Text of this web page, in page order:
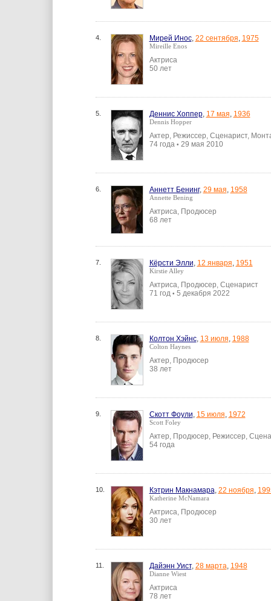
4. Мирей Инос, 22 сентября, 1975
Mireille Enos
Актриса
50 лет
5. Деннис Хоппер, 17 мая, 1936
Dennis Hopper
Актер, Режиссер, Сценарист,
74 года • 29 мая 2010
6. Аннетт Бенинг, 29 мая, 1958
Annette Bening
Актриса, Продюсер
68 лет
7. Кёрсти Элли, 12 января, 1951
Kirstie Alley
Актриса, Продюсер, Сценарист
71 год • 5 декабря 2022
8. Колтон Хэйнс, 13 июля, 1988
Colton Haynes
Актер, Продюсер
38 лет
9. Скотт Фоули, 15 июля, 1972
Scott Foley
Актер, Продюсер, Режиссер,
54 года
10. Кэтрин Макнамара, 22 ноября,
Katherine McNamara
Актриса, Продюсер
30 лет
11. Дайэнн Уист, 28 марта, 1948
Dianne Wiest
Актриса
78 лет